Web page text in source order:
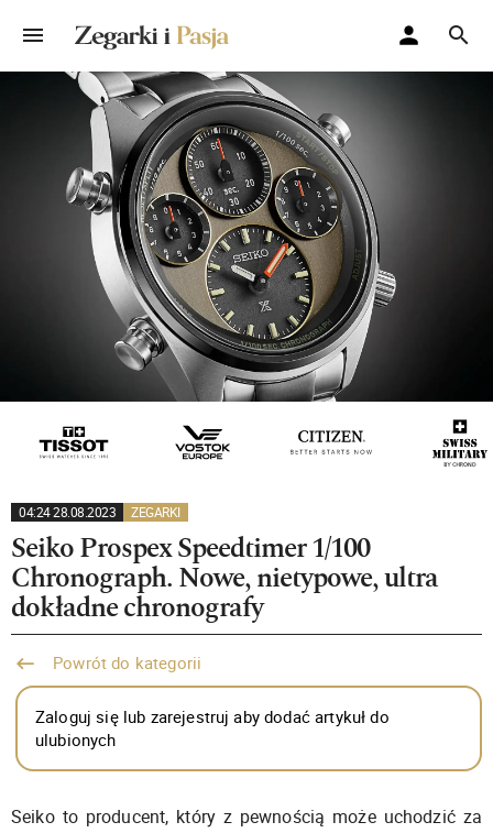
04:24 28.08.2023 ZEGARKI
Seiko Prospex Speedtimer 1/100
Chronograph. Nowe, nietypowe, ultra
dokładne chronografy
Powrót do kategorii
Zaloguj się lub zarejestruj aby dodać artykuł do
ulubionych
Seiko to producent, który z pewnością może uchodzić za